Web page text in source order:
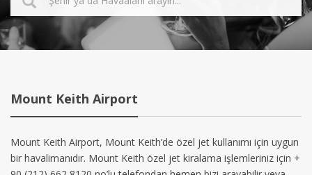
Mount Keith Airport
Mount Keith Airport, Mount Keith’de özel jet kullanımı için uygun
bir havalimanıdır. Mount Keith özel jet kiralama işlemleriniz için +